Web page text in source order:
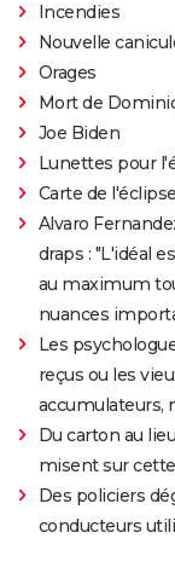
Incendies
Nouvelle
Orages
Mort de
Joe Biden
Lunettes pour
Carte de
Alvaro
draps : "L'idéal
au maximum
nuances
Les
reçus ou les
accumulateurs,
Du carton au
misent sur
Des policiers
conducteurs